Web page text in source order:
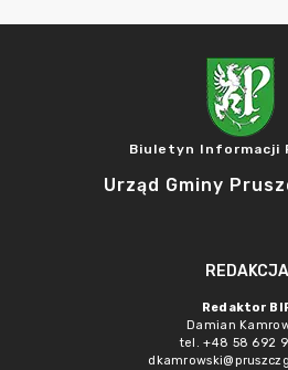
Biuletyn Informacji
Urząd Gminy
REDAKCJA
Redaktor
Damian
tel. +48 58 692